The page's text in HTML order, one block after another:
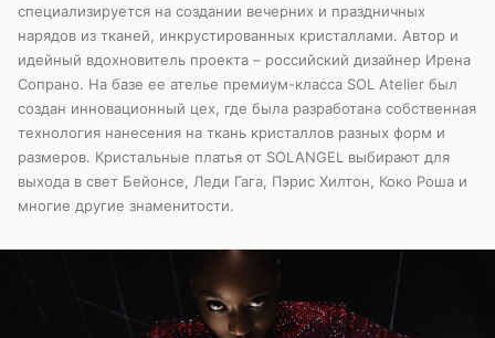
специализируется на создании вечерних и праздничных
нарядов из тканей, инкрустированных кристаллами. Автор и
идейный вдохновитель проекта – российский дизайнер Ирена
Сопрано. На базе ее ателье премиум-класса SOL Atelier был
создан инновационный цех, где была разработана собственная
технология нанесения на ткань кристаллов разных форм и
размеров. Кристальные платья от SOLANGEL выбирают для
выхода в свет Бейонсе, Леди Гага, Пэрис Хилтон, Коко Роша и
многие другие знаменитости.